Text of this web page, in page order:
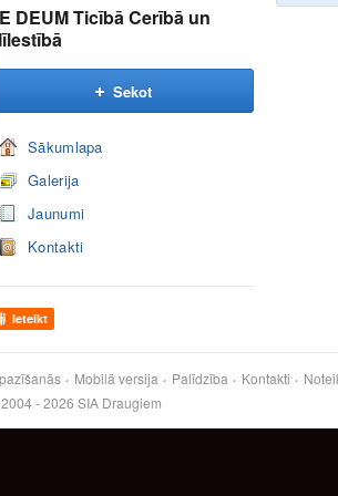
DEUM Ticībā Cerībā un
Sekot
Sākumlapa
Galerija
Jaunumi
Kontakti
Ieteikt
Mobilā versija Palīdzība Kontakti
- 2026 SIA Draugiem